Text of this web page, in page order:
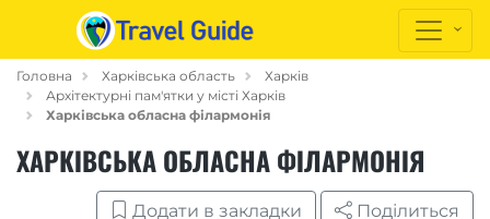
Головна Харківська область
Харків
Архітектурні пам'ятки у місті Харків
Харківська обласна філармонія
ХАРКІВСЬКА ОБЛАСНА ФІЛАРМОНІЯ
Додати в закладки Поділиться